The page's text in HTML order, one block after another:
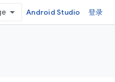
Android Studio 登录